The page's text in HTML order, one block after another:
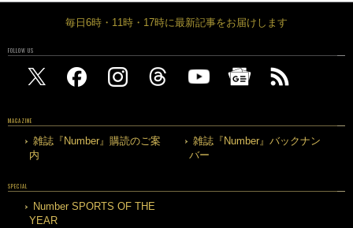
毎日6時・11時・17時に最新記事をお届けします
FOLLOW US
MAGAZINE
雑誌『Number』購読のご案
内
雑誌『Number』バックナン
バー
SPECIAL
Number SPORTS OF THE
YEAR